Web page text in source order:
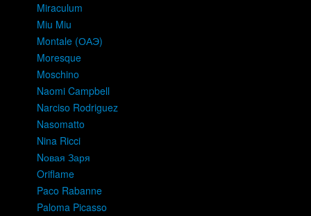
Miraculum
Miu Miu
Montale (ОАЭ)
Moresque
Moschino
Naomi Campbell
Narciso Rodriguez
Nasomatto
Nina Ricci
Nовая Заря
Oriflame
Paco Rabanne
Paloma Picasso